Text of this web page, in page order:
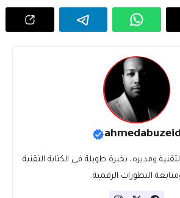
ahmedabuzeid
ومديره، بخبرة طويلة في الكتابة التقنية
التطورات الرقمية.